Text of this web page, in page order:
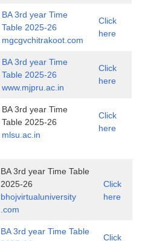
BA 3rd year Time
Table 2025-26
mgcgvchitrakoot.com
Click
here
BA 3rd year Time
Table 2025-26
www.mjpru.ac.in
Click
here
BA 3rd year Time
Table 2025-26
mlsu.ac.in
Click
here
BA 3rd year Time Table
2025-26
bhojvirtualuniversity
.com
Click
here
BA 3rd year Time Table
Click